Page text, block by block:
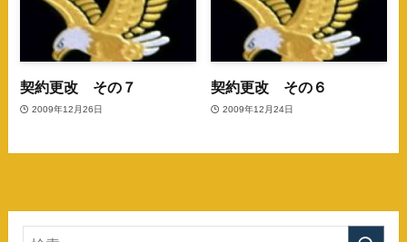
契約更改 その７
2009年12月26日
契約更改 その６
2009年12月24日